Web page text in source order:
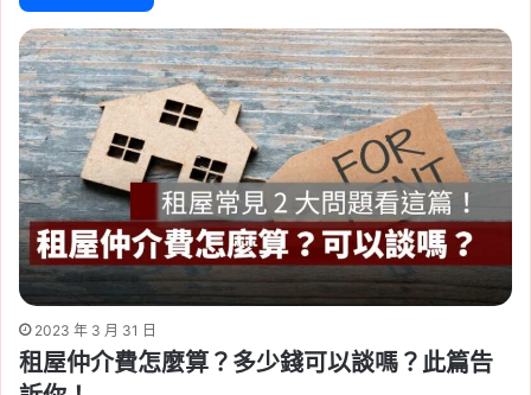
2023 年 3 月 31 日
租屋仲介費怎麼算？多少錢可以談嗎？此篇告